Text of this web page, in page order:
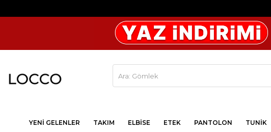
YENİ GELENLER TAKIM ELBİSE ETEK PANTOLON TUNİK